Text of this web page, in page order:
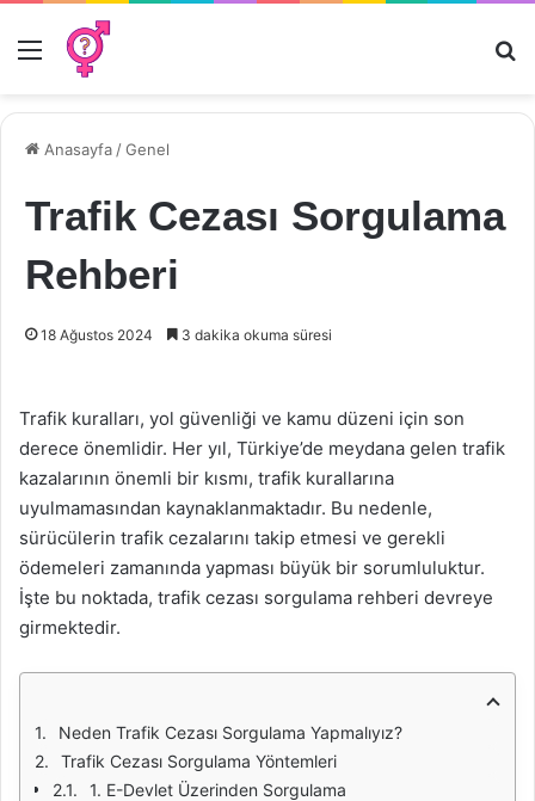
Menü
Anasayfa /Genel
Trafik Cezası Sorgulama
Rehberi
18 Ağustos 2024 3 dakika okuma süresi
Trafik kuralları, yol güvenliği ve kamu düzeni için son
derece önemlidir. Her yıl, Türkiye’de meydana gelen trafik
kazalarının önemli bir kısmı, trafik kurallarına
uyulmamasından kaynaklanmaktadır. Bu nedenle,
sürücülerin trafik cezalarını takip etmesi ve gerekli
ödemeleri zamanında yapması büyük bir sorumluluktur.
İşte bu noktada, trafik cezası sorgulama rehberi devreye
girmektedir.
Neden Trafik Cezası Sorgulama Yapmalıyız?
Trafik Cezası Sorgulama Yöntemleri
1. E-Devlet Üzerinden Sorgulama